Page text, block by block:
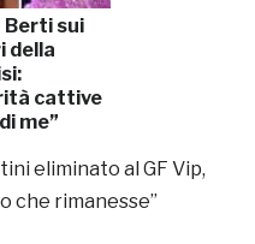
sui
della
cattive
me”
eliminato al GF Vip,
che rimanesse”